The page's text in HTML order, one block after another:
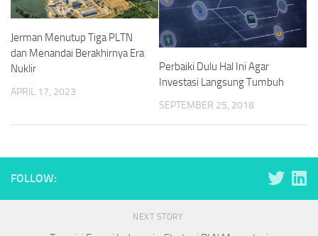
Jerman Menutup Tiga PLTN
dan Menandai Berakhirnya Era
Nuklir
APRIL 17, 2023
Perbaiki Dulu Hal Ini Agar
Investasi Langsung Tumbuh
SEPTEMBER 25, 2018
FOLLOW:
NEXT STORY